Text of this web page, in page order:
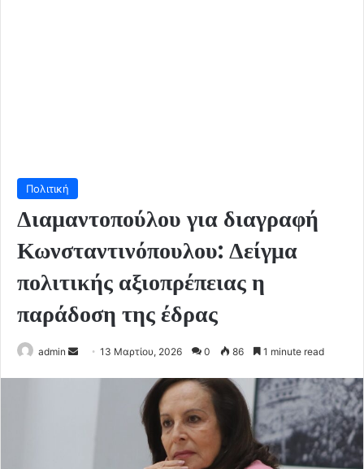
Πολιτική
Διαμαντοπούλου για διαγραφή
Κωνσταντινόπουλου: Δείγμα
πολιτικής αξιοπρέπειας η
παράδοση της έδρας
admin
Send13 Μαρτίου, 2026 0 86 1 minute read